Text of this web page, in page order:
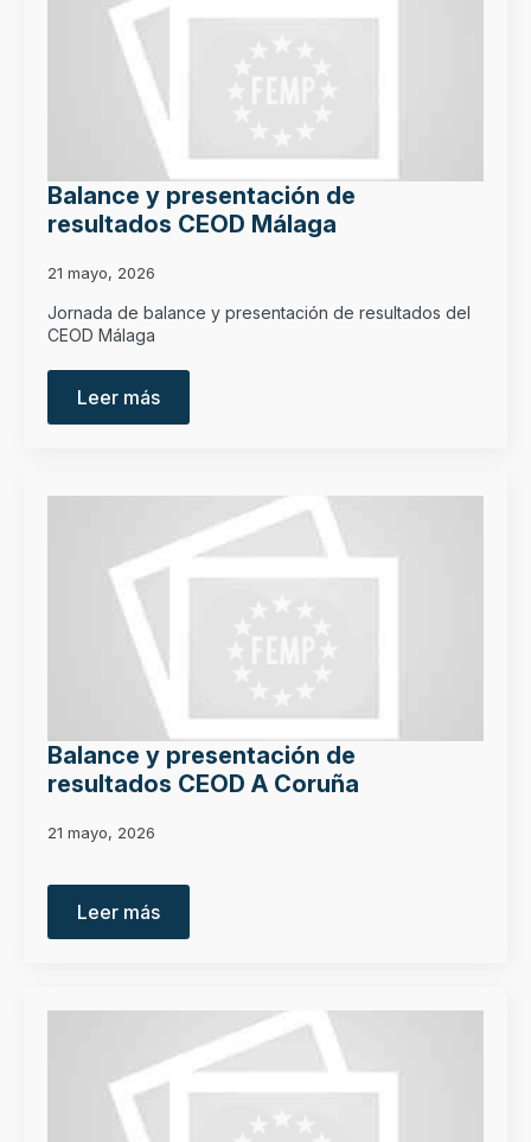
Balance y presentación de
resultados CEOD Málaga
21 mayo, 2026
Jornada de balance y presentación de resultados del
CEOD Málaga
Leer más
Balance y presentación de
resultados CEOD A Coruña
21 mayo, 2026
Leer más